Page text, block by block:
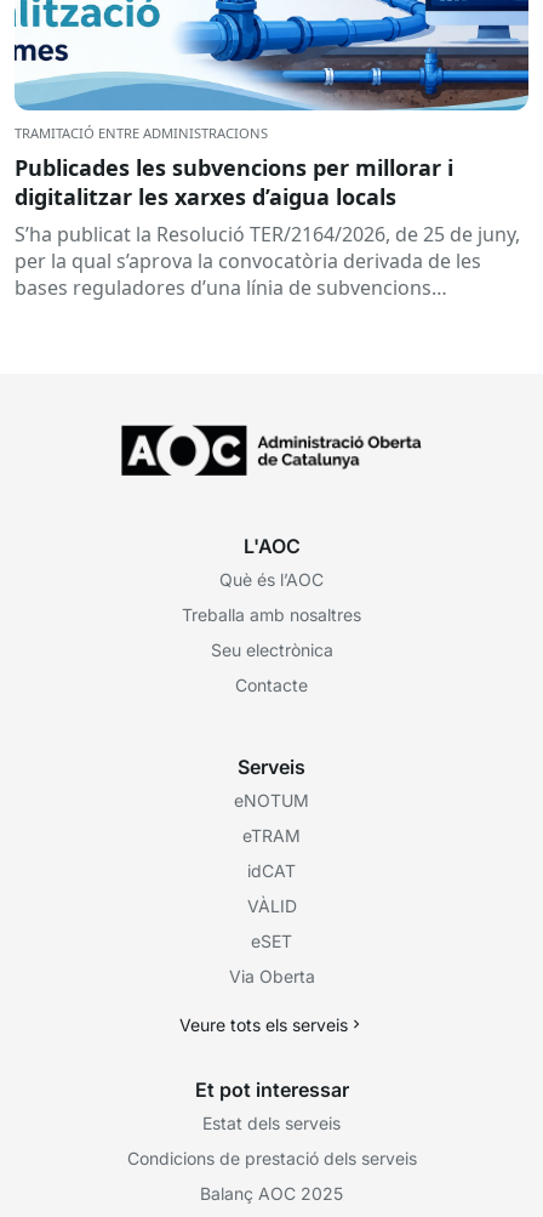
TRAMITACIÓ ENTRE ADMINISTRACIONS
Publicades les subvencions per millorar i
digitalitzar les xarxes d’aigua locals
S’ha publicat la Resolució TER/2164/2026, de 25 de juny,
per la qual s’aprova la convocatòria derivada de les
bases reguladores d’una línia de subvencions
L'AOC
Què és l’AOC
Treballa amb nosaltres
Seu electrònica
Contacte
Serveis
eNOTUM
eTRAM
idCAT
VÀLID
eSET
Via Oberta
Veure tots els serveis
Et pot interessar
Estat dels serveis
Condicions de prestació dels serveis
Balanç AOC 2025